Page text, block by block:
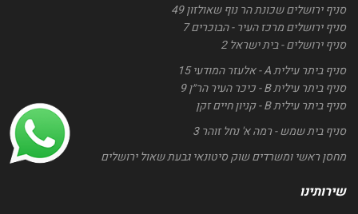
סניף ירושלים שכונת הר נוף שאולזון 49
סניף ירושלים מרכז העיר - הבוכרים 7
סניף ירושלים - בית ישראל 2
סניף ביתר עילית A - אלעזר המודעי 15
סניף ביתר עילית B - כיכר העיר הר״ן 9
סניף ביתר עילית B - קניון חיים זקן
סניף בית שמש - רמה א' נחל זוהר 3
מחסן ראשי ומשרדים שוק סיטונאי גבעת שאול ירושלים
שירותינו